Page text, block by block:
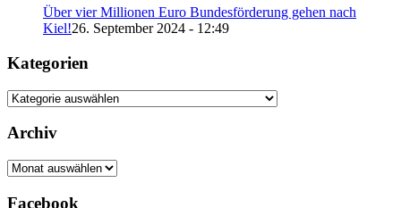
Über vier Millionen Euro Bundesförderung gehen nach
Kiel!26. September 2024 - 12:49
Kategorien
Archiv
Archiv
Facebook